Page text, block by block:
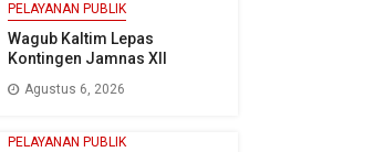
PELAYANAN PUBLIK
Wagub Kaltim Lepas
Kontingen Jamnas XII
Agustus 6, 2026
PELAYANAN PUBLIK